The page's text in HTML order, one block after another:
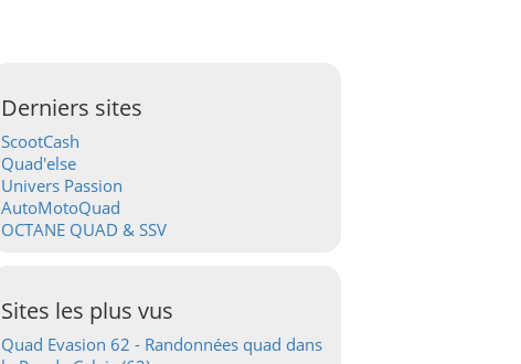
Derniers sites
ScootCash
Quad'else
Univers Passion
AutoMotoQuad
OCTANE QUAD & SSV
Sites les plus vus
Quad Evasion 62 - Randonnées quad dans